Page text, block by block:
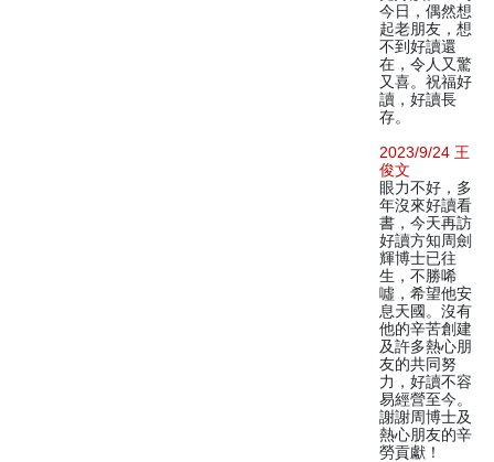
今日，偶然想
起老朋友，想
不到好讀還
在，令人又驚
又喜。祝福好
讀，好讀長
存。
2023/9/24 王
俊文
眼力不好，多
年沒來好讀看
書，今天再訪
好讀方知周劍
輝博士已往
生，不勝唏
噓，希望他安
息天國。沒有
他的辛苦創建
及許多熱心朋
友的共同努
力，好讀不容
易經營至今。
謝謝周博士及
熱心朋友的辛
勞貢獻！